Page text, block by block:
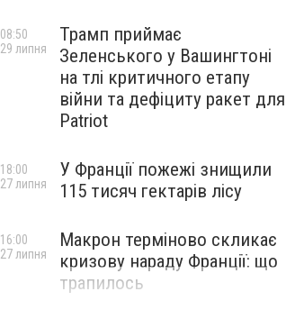
Трамп приймає
Зеленського у Вашингтоні
на тлі критичного етапу
війни та дефіциту ракет для
Patriot
08:50
29 липня
У Франції пожежі знищили
115 тисяч гектарів лісу
18:00
27 липня
Макрон терміново скликає
кризову нараду Франції: що
трапилось
16:00
27 липня